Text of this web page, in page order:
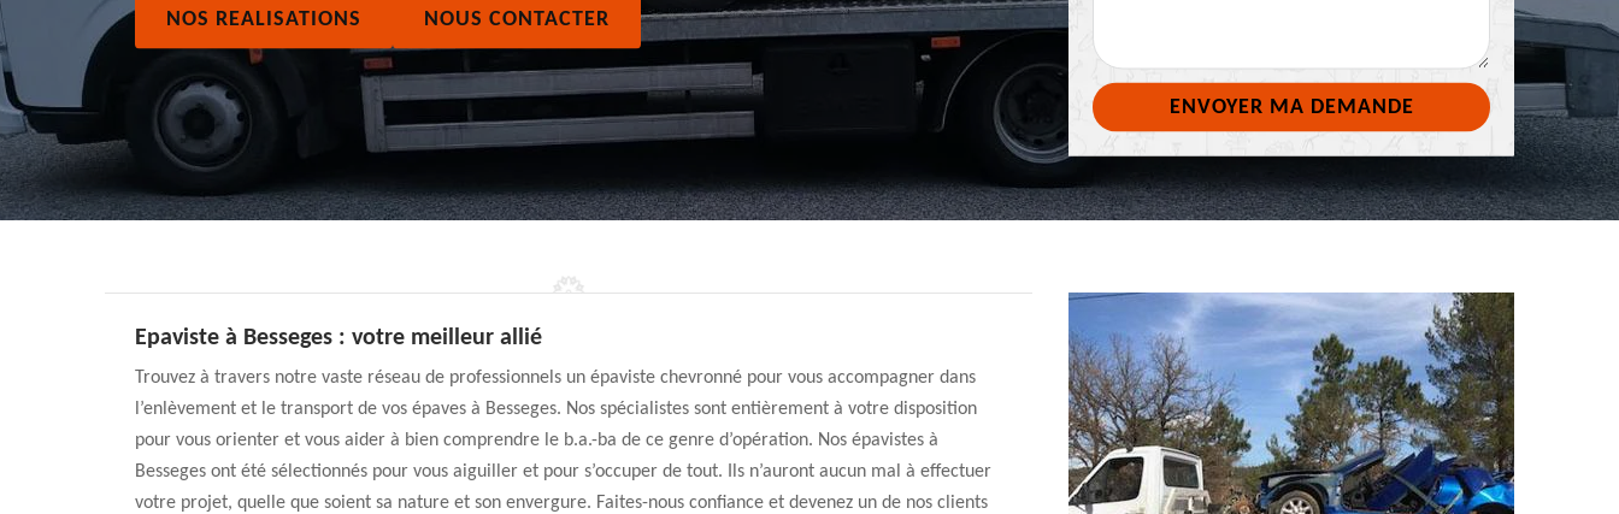
NOS REALISATIONS NOUS CONTACTER
Epaviste à Besseges : votre meilleur allié
Trouvez à travers notre vaste réseau de professionnels un épaviste chevronné pour vous accompagner dans
l’enlèvement et le transport de vos épaves à Besseges. Nos spécialistes sont entièrement à votre disposition
pour vous orienter et vous aider à bien comprendre le b.a.-ba de ce genre d’opération. Nos épavistes à
Besseges ont été sélectionnés pour vous aiguiller et pour s’occuper de tout. Ils n’auront aucun mal à effectuer
votre projet, quelle que soient sa nature et son envergure. Faites-nous confiance et devenez un de nos clients